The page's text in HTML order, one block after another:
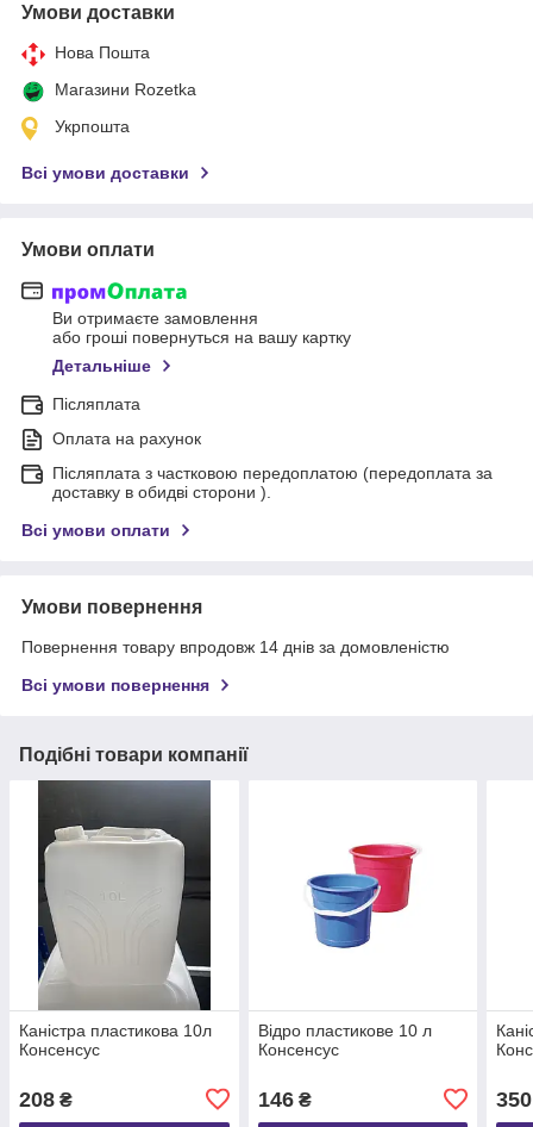
Умови доставки
Нова Пошта
Магазини Rozetka
Укрпошта
Всі умови доставки
Умови оплати
Ви отримаєте замовлення
або гроші повернуться на вашу картку
Детальніше
Післяплата
Оплата на рахунок
Післяплата з частковою передоплатою (передоплата за
доставку в обидві сторони ).
Всі умови оплати
Умови повернення
Повернення товару впродовж 14 днів за домовленістю
Всі умови повернення
Подібні товари компанії
Каністра пластикова 10л
Консенсус
208 ₴
Відро пластикове 10 л
Консенсус
146₴ 350